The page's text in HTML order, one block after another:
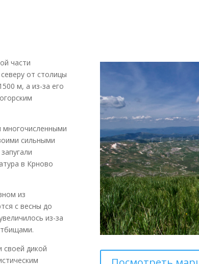
части
от столицы
м, а из-за его
сильными
в Крново
из
с весны до
из-за
своей дикой